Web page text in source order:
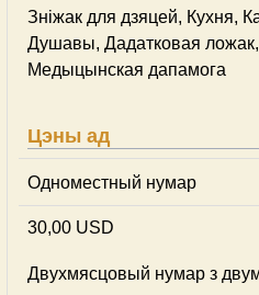
Зніжак для дзяцей, Кухня,
Душавы, Дадатковая ложак,
Медыцынская дапамога
Цэны ад
Одноместный нумар
30,00 USD
Двухмясцовый нумар з